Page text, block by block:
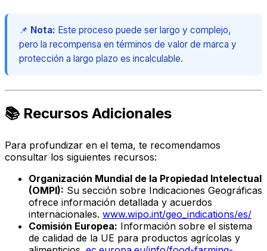
📌 Nota: Este proceso puede ser largo y complejo,
pero la recompensa en términos de valor de marca y
protección a largo plazo es incalculable.
📚 Recursos Adicionales
Para profundizar en el tema, te recomendamos
consultar los siguientes recursos:
Organización Mundial de la Propiedad Intelectual
(OMPI): Su sección sobre Indicaciones Geográficas
ofrece información detallada y acuerdos
internacionales. www.wipo.int/geo_indications/es/
Comisión Europea: Información sobre el sistema
de calidad de la UE para productos agrícolas y